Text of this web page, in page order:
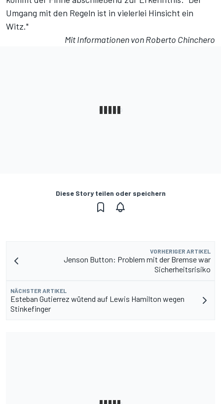
Umgang mit den Regeln ist in vielerlei Hinsicht ein
Witz."
Mit Informationen von Roberto Chinchero
Diese Story teilen oder speichern
VORHERIGER ARTIKEL
Jenson Button: Problem mit der Bremse war
Sicherheitsrisiko
NÄCHSTER ARTIKEL
Esteban Gutierrez wütend auf Lewis Hamilton wegen
Stinkefinger